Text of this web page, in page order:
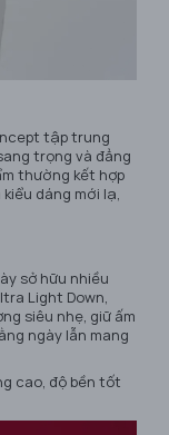
tập trung
trọng và đẳng
thường kết hợp
dáng mới lạ,
sở hữu nhiều
Light Down,
siêu nhẹ, giữ ấm
ngày lẫn mang
cao, độ bền tốt